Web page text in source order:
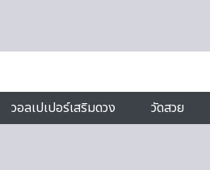
วอลเปเปอร์เสริมดวง วัดสวย